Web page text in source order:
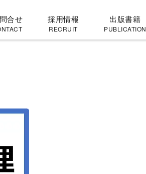
合せ 採用情報
RECRUIT
出版書籍
PUBLICATION